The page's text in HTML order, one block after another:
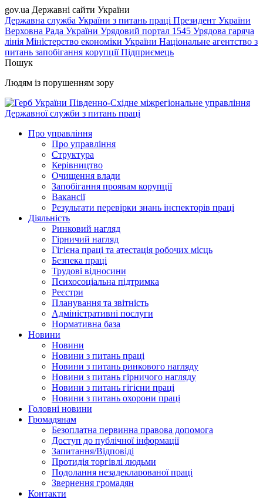
gov.ua Державні сайти України
Державна служба України з питань праці Президент України
Верховна Рада України Урядовий портал 1545 Урядова гаряча
лінія Міністерство економіки України Національне агентство з
питань запобігання корупціїПідприємець
Пошук
Людям із порушенням зору
Південно-Східне міжрегіональне управління
Державної служби з питань праці
Про управління
Про управління
Структура
Керівництво
Очищення влади
Запобігання проявам корупції
Вакансії
Результати перевірки знань інспекторів праці
Діяльність
Ринковий нагляд
Гірничий нагляд
Гігієна праці та атестація робочих місць
Безпека праці
Трудові відносини
Психосоціальна підтримка
Реєстри
Планування та звітність
Адміністративні послуги
Нормативна база
Новини
Новини
Новини з питань праці
Новини з питань ринкового нагляду
Новини з питань гірничого нагляду
Новини з питань гігієни праці
Новини з питань охорони праці
Головні новини
Громадянам
Безоплатна первинна правова допомога
Доступ до публічної інформації
Запитання/Відповіді
Протидія торгівлі людьми
Подолання незадекларованої праці
Звернення громадян
Контакти